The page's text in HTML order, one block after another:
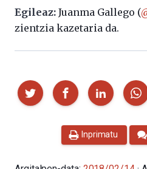
Egileaz: Juanma Gallego (
zientzia kazetaria da.
Partekatu
Inprimatu